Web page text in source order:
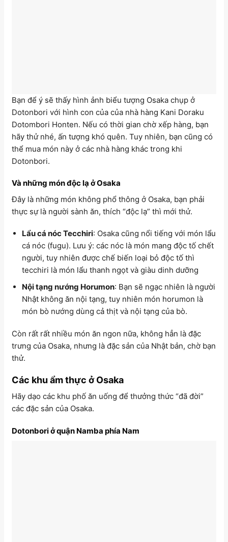
Bạn để ý sẽ thấy hình ảnh biểu tượng Osaka chụp ở
Dotonbori với hình con của của nhà hàng Kani Doraku
Dotombori Honten. Nếu có thời gian chờ xếp hàng, bạn
hãy thử nhé, ấn tượng khó quên. Tuy nhiên, bạn cũng có
thể mua món này ở các nhà hàng khác trong khi
Dotonbori.
Và những món độc lạ ở Osaka
Đây là những món không phổ thông ở Osaka, bạn phải
thực sự là người sành ăn, thích “độc lạ” thì mới thử.
Lẩu cá nóc Tecchiri: Osaka cũng nổi tiếng với món lẩu
cá nóc (fugu). Lưu ý: các nóc là món mang độc tố chết
người, tuy nhiên được chế biến loại bỏ độc tố thì
tecchiri là món lẩu thanh ngọt và giàu dinh dưỡng
Nội tạng nướng Horumon: Bạn sẽ ngạc nhiên là người
Nhật không ăn nội tạng, tuy nhiên món horumon là
món bò nướng dùng cả thịt và nội tạng của bò.
Còn rất rất nhiều món ăn ngon nữa, không hẳn là đặc
trưng của Osaka, nhưng là đặc sản của Nhật bản, chờ bạn
thử.
Các khu ẩm thực ở Osaka
Hãy dạo các khu phố ăn uống để thưởng thức “đã đời”
các đặc sản của Osaka.
Dotonbori ở quận Namba phía Nam